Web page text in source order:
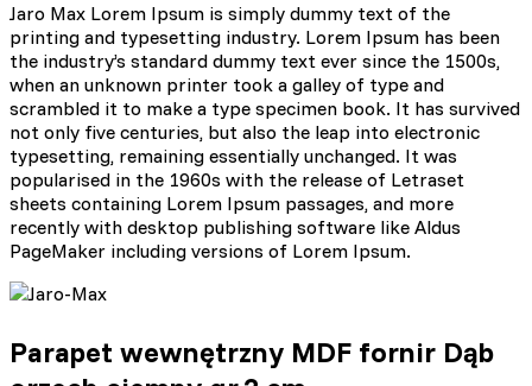
Jaro Max Lorem Ipsum is simply dummy text of the
printing and typesetting industry. Lorem Ipsum has been
the industry’s standard dummy text ever since the 1500s,
when an unknown printer took a galley of type and
scrambled it to make a type specimen book. It has survived
not only five centuries, but also the leap into electronic
typesetting, remaining essentially unchanged. It was
popularised in the 1960s with the release of Letraset
sheets containing Lorem Ipsum passages, and more
recently with desktop publishing software like Aldus
PageMaker including versions of Lorem Ipsum.
Parapet wewnętrzny MDF fornir Dąb